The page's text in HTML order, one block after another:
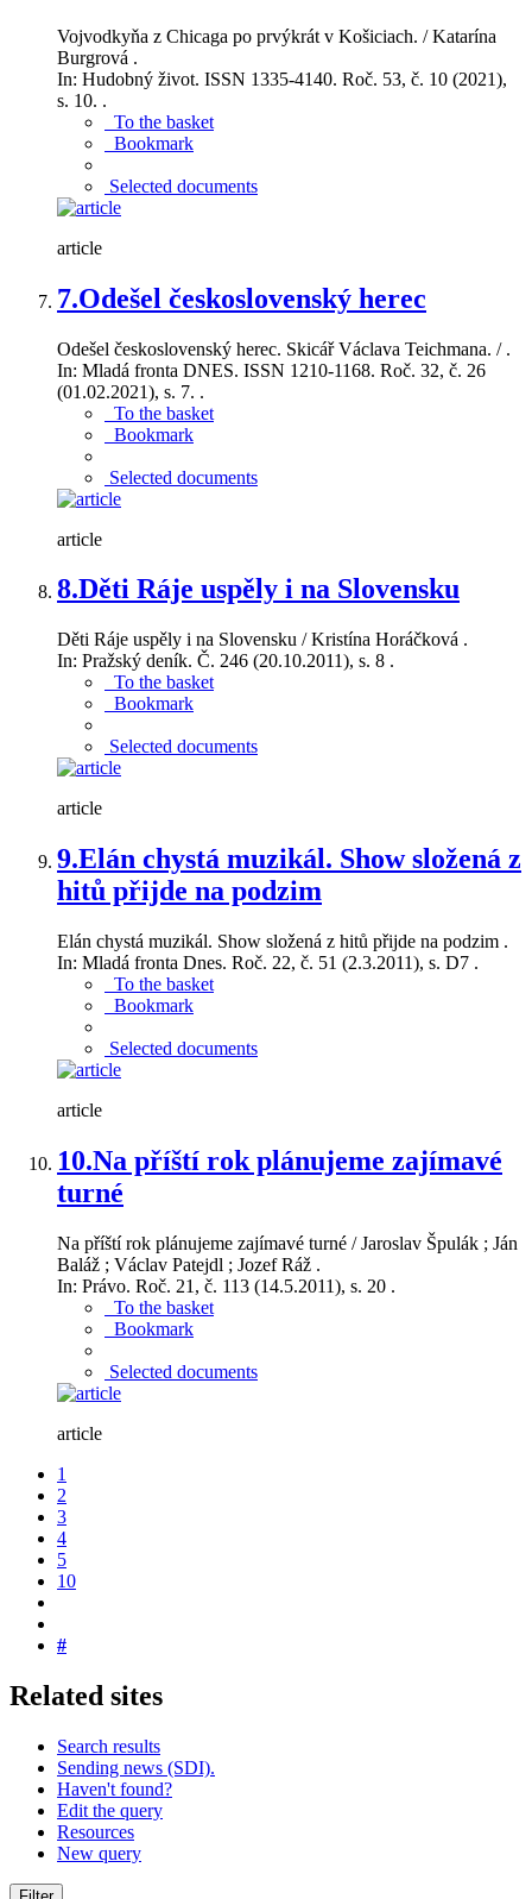
Vojvodkyňa z Chicaga po prvýkrát v Košiciach. / Katarína
Burgrová .
In: Hudobný život. ISSN 1335-4140. Roč. 53, č. 10 (2021),
s. 10. .
To the basket
Bookmark
Selected documents
article
7.Odešel československý herec
Odešel československý herec. Skicář Václava Teichmana. / .
In: Mladá fronta DNES. ISSN 1210-1168. Roč. 32, č. 26
(01.02.2021), s. 7. .
To the basket
Bookmark
Selected documents
article
8.Děti Ráje uspěly i na Slovensku
Děti Ráje uspěly i na Slovensku / Kristína Horáčková .
In: Pražský deník. Č. 246 (20.10.2011), s. 8 .
To the basket
Bookmark
Selected documents
article
9.Elán chystá muzikál. Show složená z
hitů přijde na podzim
Elán chystá muzikál. Show složená z hitů přijde na podzim .
In: Mladá fronta Dnes. Roč. 22, č. 51 (2.3.2011), s. D7 .
To the basket
Bookmark
Selected documents
article
10.Na příští rok plánujeme zajímavé
turné
Na příští rok plánujeme zajímavé turné / Jaroslav Špulák ; Ján
Baláž ; Václav Patejdl ; Jozef Ráž .
In: Právo. Roč. 21, č. 113 (14.5.2011), s. 20 .
To the basket
Bookmark
Selected documents
article
1
2
3
4
5
10
#
Related sites
Search results
Sending news (SDI).
Haven't found?
Edit the query
Resources
New query